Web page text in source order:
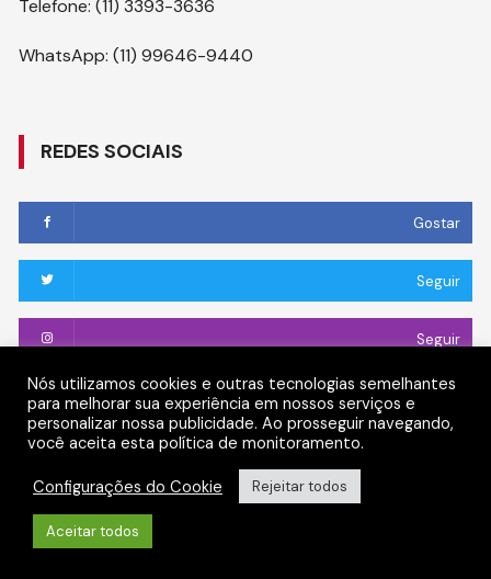
Telefone: (11) 3393-3636
WhatsApp: (11) 99646-9440
REDES SOCIAIS
Gostar
Seguir
Seguir
Conectar
Cream Blog by
Nós utilizamos cookies e outras tecnologias semelhantes
para melhorar sua experiência em nossos serviços e
personalizar nossa publicidade. Ao prosseguir navegando,
você aceita esta política de monitoramento.
Configurações do Cookie
Rejeitar todos
Aceitar todos